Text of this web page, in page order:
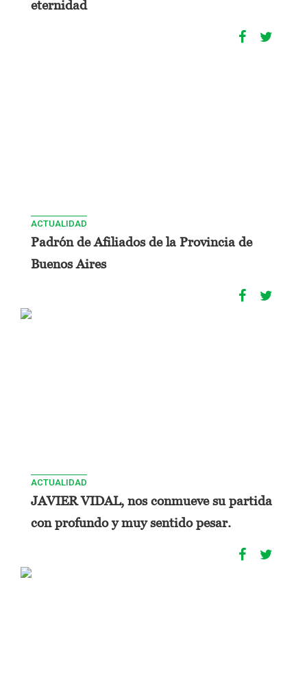
eternidad
ACTUALIDAD
Padrón de Afiliados de la Provincia de
Buenos Aires
ACTUALIDAD
JAVIER VIDAL, nos conmueve su partida
con profundo y muy sentido pesar.